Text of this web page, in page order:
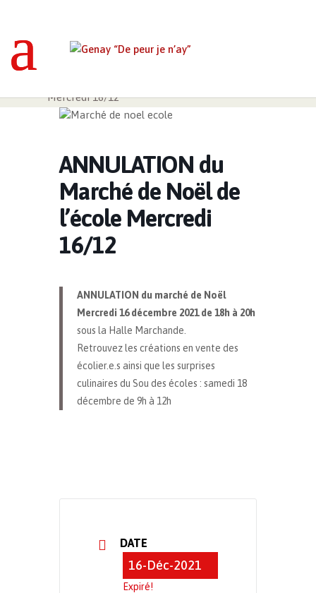
Mercredi 16/12
ANNULATION du
Marché de Noël de
l’école Mercredi
16/12
ANNULATION du marché de Noël
Mercredi 16 décembre 2021 de 18h à 20h
sous la Halle Marchande.
Retrouvez les créations en vente des
écolier.e.s ainsi que les surprises
culinaires du Sou des écoles : samedi 18
décembre de 9h à 12h
DATE
16-Déc-2021
Expiré!